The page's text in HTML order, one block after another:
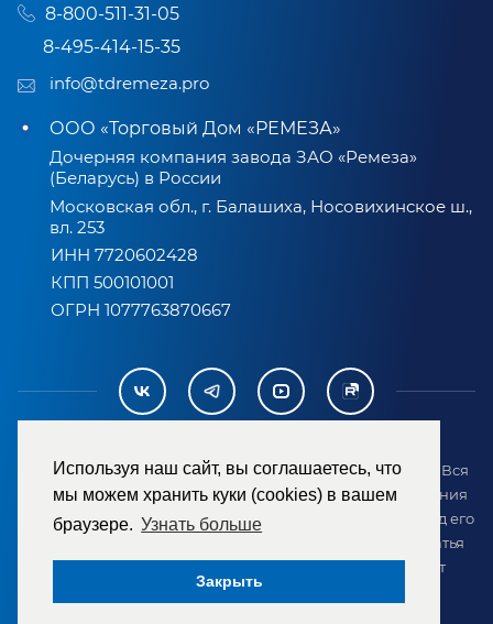
Используя наш сайт, вы соглашаетесь, что
мы можем хранить куки (cookies) в вашем
браузере. Узнать больше
Закрыть
8-800-511-31-05
8-495-414-15-35
info@tdremeza.pro
ООО «Торговый Дом «РЕМЕЗА»
Дочерняя компания завода ЗАО «Ремеза»
(Беларусь) в России
Московская обл., г. Балашиха, Носовихинское ш.,
вл. 253
ИНН 7720602428
КПП 500101001
ОГРН 1077763870667
2007-2026 © ООО «ТД «РЕМЕЗА». Все права защищены. Вся
информация на сайте размещена в целях предоставления
возможности покупателю ознакомиться с товаром перед его
приобретением и не является публичной офертой (статья
437 ГК РФ). Внешний вид товара может отличаться от
представленного на сайте.